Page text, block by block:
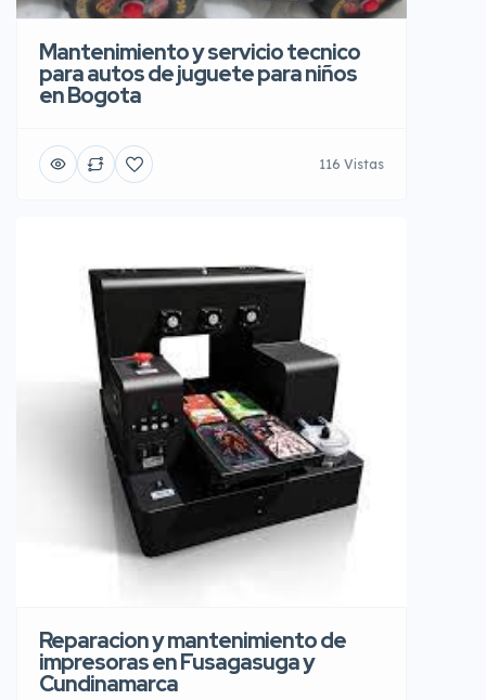
Mantenimiento y servicio tecnico
para autos de juguete para niños
en Bogota
116 Vistas
Reparacion y mantenimiento de
impresoras en Fusagasuga y
Cundinamarca